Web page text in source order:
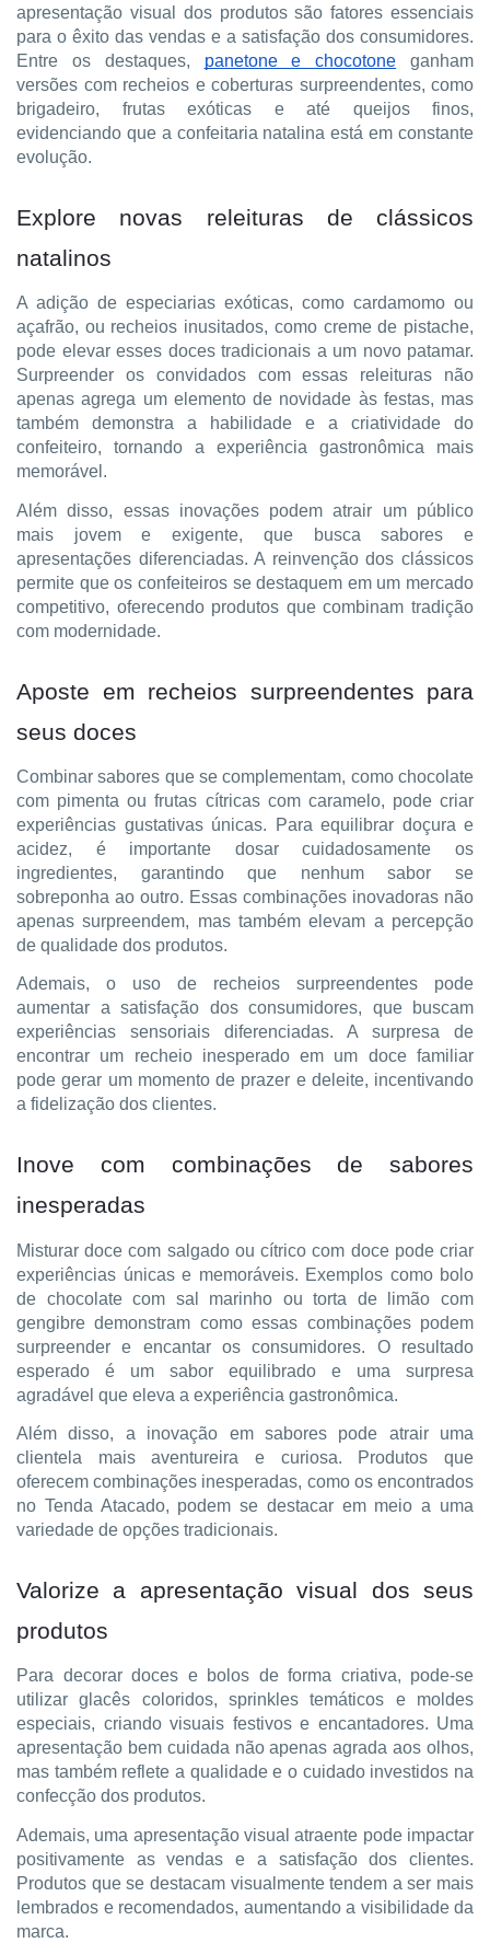
apresentação visual dos produtos são fatores essenciais
para o êxito das vendas e a satisfação dos consumidores.
Entre os destaques, panetone e chocotone ganham
versões com recheios e coberturas surpreendentes, como
brigadeiro, frutas exóticas e até queijos finos,
evidenciando que a confeitaria natalina está em constante
evolução.
Explore novas releituras de clássicos
natalinos
A adição de especiarias exóticas, como cardamomo ou
açafrão, ou recheios inusitados, como creme de pistache,
pode elevar esses doces tradicionais a um novo patamar.
Surpreender os convidados com essas releituras não
apenas agrega um elemento de novidade às festas, mas
também demonstra a habilidade e a criatividade do
confeiteiro, tornando a experiência gastronômica mais
memorável.
Além disso, essas inovações podem atrair um público
mais jovem e exigente, que busca sabores e
apresentações diferenciadas. A reinvenção dos clássicos
permite que os confeiteiros se destaquem em um mercado
competitivo, oferecendo produtos que combinam tradição
com modernidade.
Aposte em recheios surpreendentes para
seus doces
Combinar sabores que se complementam, como chocolate
com pimenta ou frutas cítricas com caramelo, pode criar
experiências gustativas únicas. Para equilibrar doçura e
acidez, é importante dosar cuidadosamente os
ingredientes, garantindo que nenhum sabor se
sobreponha ao outro. Essas combinações inovadoras não
apenas surpreendem, mas também elevam a percepção
de qualidade dos produtos.
Ademais, o uso de recheios surpreendentes pode
aumentar a satisfação dos consumidores, que buscam
experiências sensoriais diferenciadas. A surpresa de
encontrar um recheio inesperado em um doce familiar
pode gerar um momento de prazer e deleite, incentivando
a fidelização dos clientes.
Inove com combinações de sabores
inesperadas
Misturar doce com salgado ou cítrico com doce pode criar
experiências únicas e memoráveis. Exemplos como bolo
de chocolate com sal marinho ou torta de limão com
gengibre demonstram como essas combinações podem
surpreender e encantar os consumidores. O resultado
esperado é um sabor equilibrado e uma surpresa
agradável que eleva a experiência gastronômica.
Além disso, a inovação em sabores pode atrair uma
clientela mais aventureira e curiosa. Produtos que
oferecem combinações inesperadas, como os encontrados
no Tenda Atacado, podem se destacar em meio a uma
variedade de opções tradicionais.
Valorize a apresentação visual dos seus
produtos
Para decorar doces e bolos de forma criativa, pode-se
utilizar glacês coloridos, sprinkles temáticos e moldes
especiais, criando visuais festivos e encantadores. Uma
apresentação bem cuidada não apenas agrada aos olhos,
mas também reflete a qualidade e o cuidado investidos na
confecção dos produtos.
Ademais, uma apresentação visual atraente pode impactar
positivamente as vendas e a satisfação dos clientes.
Produtos que se destacam visualmente tendem a ser mais
lembrados e recomendados, aumentando a visibilidade da
marca.